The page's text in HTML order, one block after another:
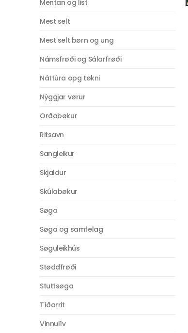
Mentan og list
Mest selt
Mest selt børn og ung
Námsfrøði og Sálarfrøði
Náttúra opg tøkni
Nýggjar vørur
Orðabøkur
Ritsavn
Sangleikur
Skjaldur
Skúlabøkur
Søga
Søga og samfelag
Søguleikhús
Støddfrøði
Stuttsøga
Tíðarrit
Vinnulív